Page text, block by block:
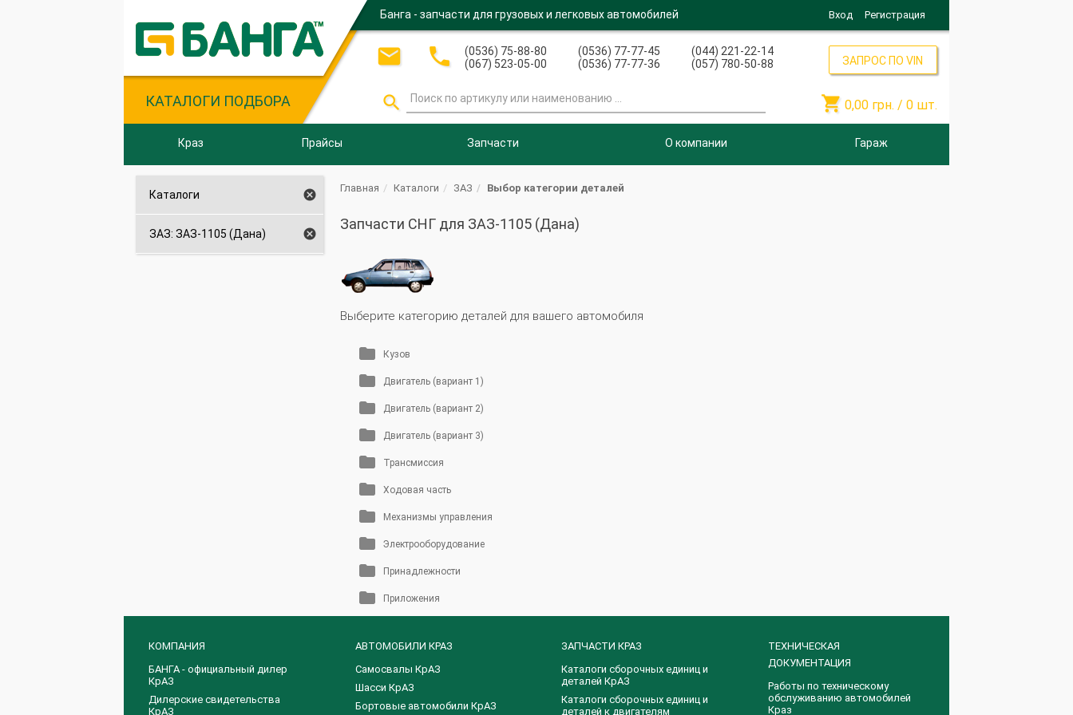
КАТАЛОГИ ПОДБОРА
Банга - запчасти для грузовых и легковых автомобилей Вход Регистрация
 
(0536) 75-88-80
(067) 523-05-00
(0536) 77-77-45
(0536) 77-77-36
(044) 221-22-14
(057) 780-50-88

ЗАПРОС ПО VIN
 0,00 грн. / 0 шт.
Краз Прайсы Запчасти О компании Гараж
Каталоги 
ЗАЗ: ЗАЗ-1105 (Дана) 
Главная Каталоги ЗАЗ Выбор категории деталей
Запчасти СНГ для ЗАЗ-1105 (Дана)
Выберите категорию деталей для вашего автомобиля
Кузов
Двигатель (вариант 1)
Двигатель (вариант 2)
Двигатель (вариант 3)
Трансмиссия
Ходовая часть
Механизмы управления
Электрооборудование
Принадлежности
Приложения
КОМПАНИЯ
БАНГА - официальный дилер
КрАЗ
Дилерские свидетельства
КрАЗ
АВТОМОБИЛИ КРАЗ
Самосвалы КрАЗ
Шасси КрАЗ
Бортовые автомобили КрАЗ
ЗАПЧАСТИ КРАЗ
Каталоги сборочных единиц и
деталей КрАЗ
​Каталоги сборочных единиц и
деталей к двигателям
ТЕХНИЧЕСКАЯ
ДОКУМЕНТАЦИЯ
Работы по техническому
обслуживанию автомобилей
Краз